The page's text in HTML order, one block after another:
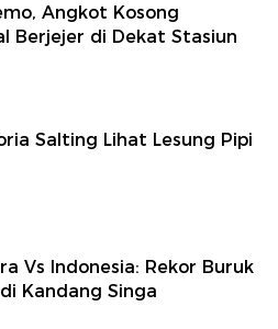
Angkot Kosong
Berjejer di Dekat Stasiun
Salting Lihat Lesung Pipi
Vs Indonesia: Rekor Buruk
Kandang Singa